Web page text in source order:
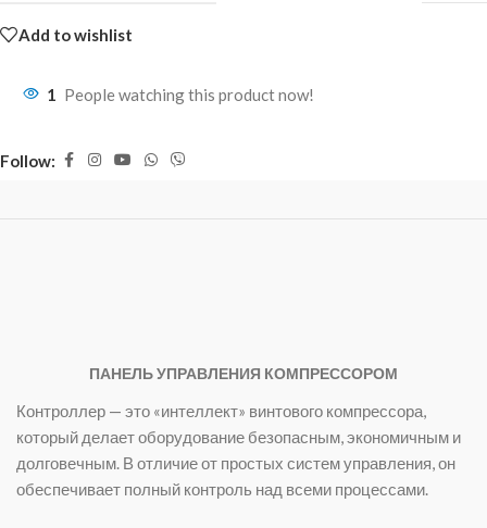
Add to wishlist
1 People watching this product now!
Follow:
ПАНЕЛЬ УПРАВЛЕНИЯ КОМПРЕССОРОМ
Контроллер — это «интеллект» винтового компрессора,
который делает оборудование безопасным, экономичным и
долговечным. В отличие от простых систем управления, он
обеспечивает полный контроль над всеми процессами.